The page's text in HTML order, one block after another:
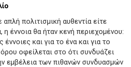
απλή πολιτισμική αυθεντία είτε
η έννοια θα ήταν κενή περιεχομένου:
και για το ένα και για το
οφείλεται στο ότι συνδυάζει
εμβέλεια των πιθανών συνδυασμών